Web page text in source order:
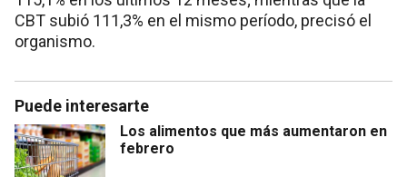
CBT subió 111,3% en el mismo período, precisó el
organismo.
Puede interesarte
Los alimentos que más aumentaron en
febrero